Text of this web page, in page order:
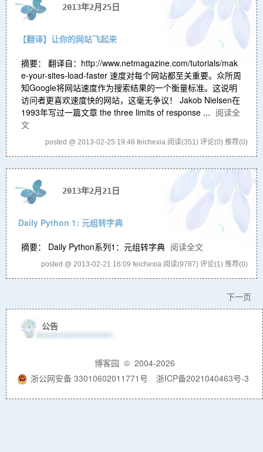
2013年2月25日
【翻译】让你的网站飞起来
摘要： 翻译自：http://www.netmagazine.com/tutorials/mak
e-your-sites-load-faster 速度对每个网站都至关重要。众所周
知Google将网站速度作为搜索结果的一个衡量标准。这说明
访问者更喜欢速度快的网站，这毫无争议！ Jakob Nielsen在
1993年写过一篇文章 the three limits of response ... 阅读全
文
posted @ 2013-02-25 19:46 feichexia 阅读(351) 评论(0) 推荐(0)
2013年2月21日
Daily Python 1: 元组转字典
摘要： Daily Python系列1：元组转字典 阅读全文
posted @ 2013-02-21 16:09 feichexia 阅读(9787) 评论(1) 推荐(0)
下一页
公告
博客园 © 2004-2026
浙公网安备 33010602011771号
浙ICP备2021040463号-3